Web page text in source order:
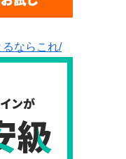
ならこれ/